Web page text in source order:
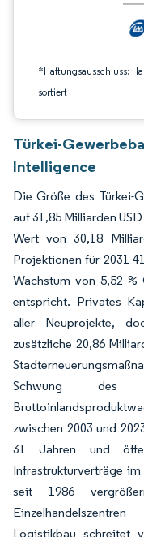
*Haftungsausschluss:
sortiert
Türkei-
Intelligence
Die Größe des Türkei-
auf 31,85 Milliarden
Wert von 30,18
Projektionen für 2031
Wachstum von 5,52 %
entspricht. Privates
aller Neuprojekte,
zusätzliche 20,86
Schwung des
zwischen 2003 und
31 Jahren und
Infrastrukturverträge
seit 1986
Logistikbau schreitet